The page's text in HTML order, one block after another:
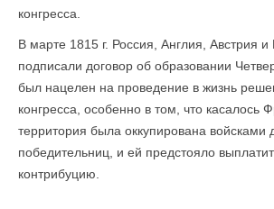
конгресса.
В марте 1815 г. Россия, Англия, Австрия и
подписали договор об образовании
был нацелен на проведение в жизнь
конгресса, особенно в том, что касалось
территория была оккупирована войсками
победительниц, и ей предстояло
контрибуцию.